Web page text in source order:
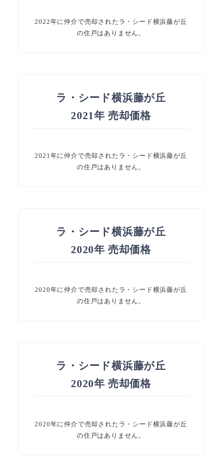
2022年に仲介で売却されたラ・シード横浜藤が丘
の住戸はありません。
ラ・シード横浜藤が丘
2021年 売却価格
2021年に仲介で売却されたラ・シード横浜藤が丘
の住戸はありません。
ラ・シード横浜藤が丘
2020年 売却価格
2020年に仲介で売却されたラ・シード横浜藤が丘
の住戸はありません。
ラ・シード横浜藤が丘
2020年 売却価格
2020年に仲介で売却されたラ・シード横浜藤が丘
の住戸はありません。